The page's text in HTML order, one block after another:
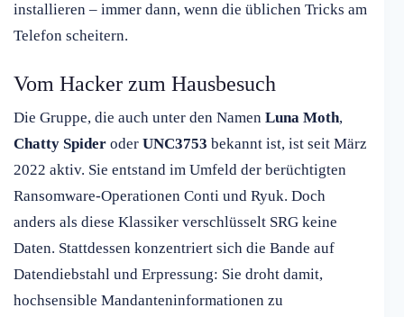
installieren – immer dann, wenn die üblichen Tricks am
Telefon scheitern.
Vom Hacker zum Hausbesuch
Die Gruppe, die auch unter den Namen Luna Moth,
Chatty Spider oder UNC3753 bekannt ist, ist seit März
2022 aktiv. Sie entstand im Umfeld der berüchtigten
Ransomware-Operationen Conti und Ryuk. Doch
anders als diese Klassiker verschlüsselt SRG keine
Daten. Stattdessen konzentriert sich die Bande auf
Datendiebstahl und Erpressung: Sie droht damit,
hochsensible Mandanteninformationen zu